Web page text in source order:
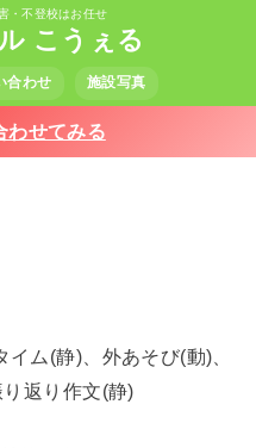
・不登校はお任せ
こうぇる
合わせ 施設写真
わせてみる
ム(静)、外あそび(動)、
返り作文(静)